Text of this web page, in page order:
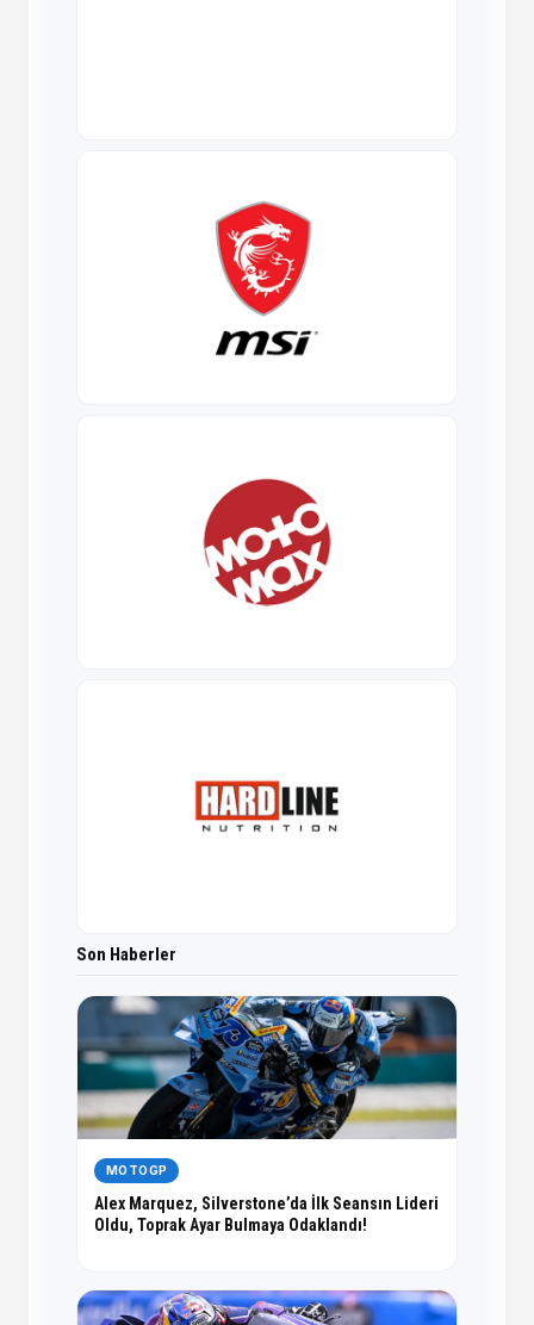
Son Haberler
MOTOGP
Alex Marquez, Silverstone’da İlk Seansın Lideri
Oldu, Toprak Ayar Bulmaya Odaklandı!